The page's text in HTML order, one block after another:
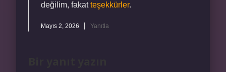
değilim, fakatteşekkürler.
Mayıs 2, 2026 Yanıtla